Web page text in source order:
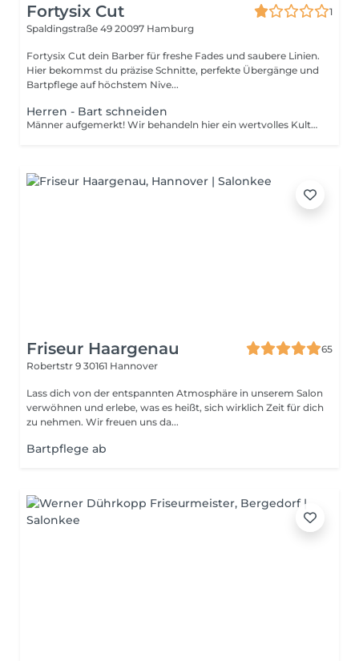
Fortysix Cut
1
Spaldingstraße 49 20097 Hamburg
Fortysix Cut dein Barber für freshe Fades und saubere Linien.
Hier bekommst du präzise Schnitte, perfekte Übergänge und
Bartpflege auf höchstem Nive...
Herren - Bart schneiden
Männer aufgemerkt! Wir behandeln hier ein wertvolles Kulturgut, das von professionellen Barbieren und ausgewiesenen Herrenfriseuren seit Jahrhunderten gepflegt und inzwischen wieder zu neuen Würden erhoben wird. Denn Wildwuchs an Oberlippe, Kinn, Wangen und Schläfen will selbst der überzeugteste Bartträger nicht. Und inzwischen scheinbar genauso wenig wie die aufwendige Prozedur des Barttrimmens und der Rasur im heimischen Bad. Stattdessen wird der Termin zum Barttrimmen oder rasieren lassen immer häufiger als wertvolle Auszeit oder sogar persönliches Event wahrgenommen.
Friseur Haargenau
65
Robertstr 9 30161 Hannover
Lass dich von der entspannten Atmosphäre in unserem Salon
verwöhnen und erlebe, was es heißt, sich wirklich Zeit für dich
zu nehmen. Wir freuen uns da...
Bartpflege ab